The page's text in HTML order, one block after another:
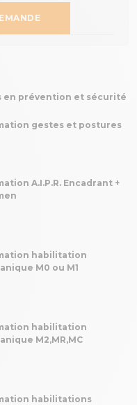
en prévention et sécurité
gestes et postures
A.I.P.R. Encadrant +
habilitation
M0 ou M1
habilitation
M2,MR,MC
habilitations
vos Options